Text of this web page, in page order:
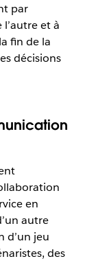
par
et à
fin de la
décisions
en
autre
d’un jeu
des